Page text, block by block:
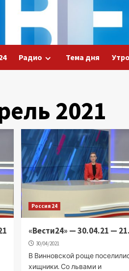
Радио Тема дня
2021
Россия 24
«Вести24» — 30.04.21 —
30/04/2021
В Винновской роще
хищники. Со львами и